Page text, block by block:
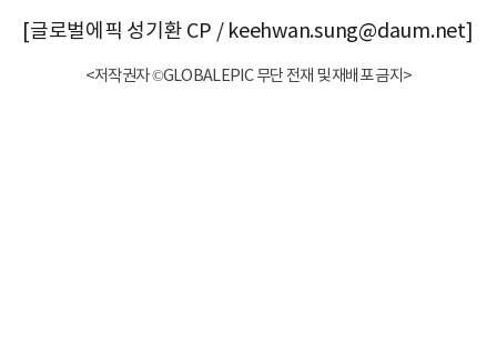
[글로벌에픽 성기환 CP / keehwan.sung@daum.net]
<저작권자 ©GLOBALEPIC 무단 전재 및 재배포 금지>